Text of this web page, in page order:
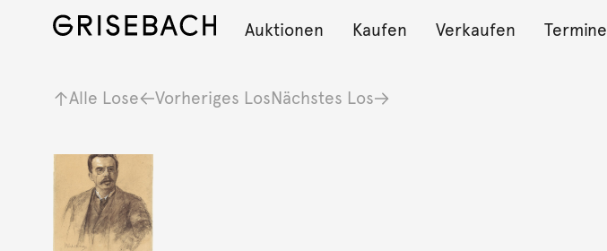
Auktionen Kaufen Verkaufen Termine
Alle Lose Vorheriges LosNächstes Los